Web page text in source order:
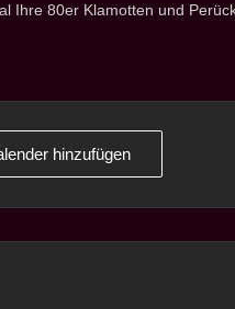
Ihre 80er Klamotten und
hinzufügen